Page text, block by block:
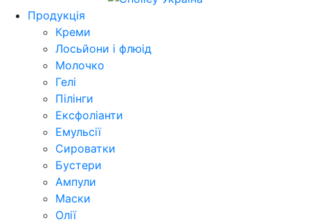
Продукція
Креми
Лосьйони і флюід
Молочко
Гелі
Пілінги
Ексфоліанти
Емульсії
Сироватки
Бустери
Ампули
Маски
Олії